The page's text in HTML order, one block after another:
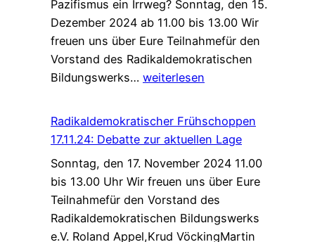
Pazifismus ein Irrweg? Sonntag, den 15.
Dezember 2024 ab 11.00 bis 13.00 Wir
freuen uns über Eure Teilnahmefür den
Vorstand des Radikaldemokratischen
Bildungswerks… Radikaldemokratischer
Pascal
Beucker
Buch
zum
Thema
Pazifismus
weiterlesen
Radikaldemokratischer Frühschoppen
17.11.24: Debatte zur aktuellen Lage
Sonntag, den 17. November 2024 11.00
bis 13.00 Uhr Wir freuen uns über Eure
Teilnahmefür den Vorstand des
Radikaldemokratischen Bildungswerks
e.V. Roland Appel,Krud VöckingMartin